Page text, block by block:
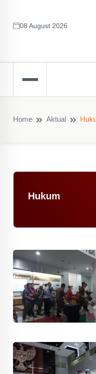
08 August 2026
Home Aktual
Hukum